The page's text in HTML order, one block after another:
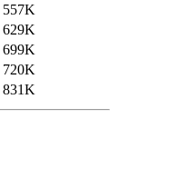
557K
629K
699K
720K
831K